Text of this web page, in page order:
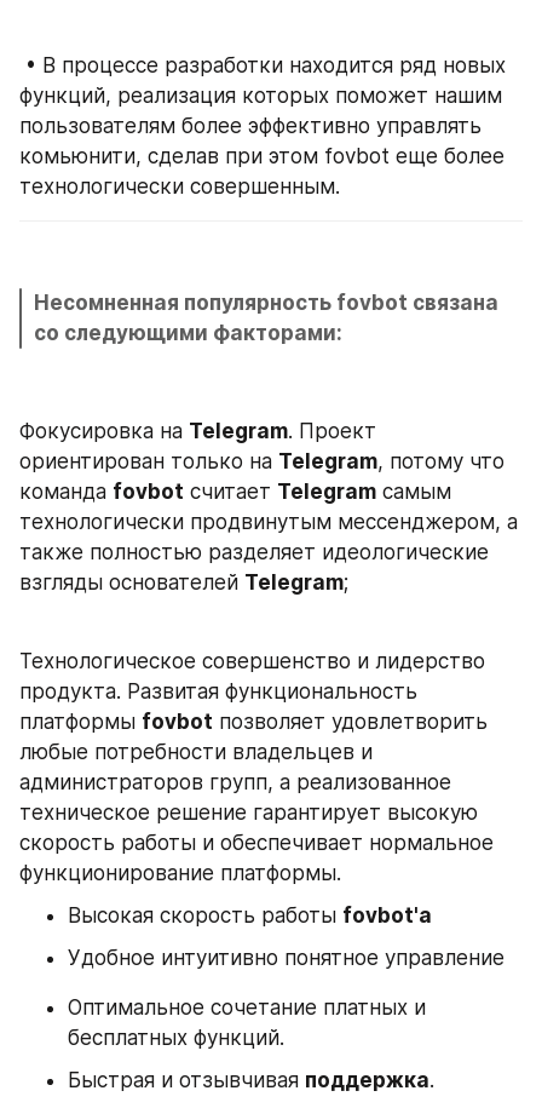
функций, реализация которых поможет нашим
пользователям более эффективно управлять
комьюнити, сделав при этом fovbot еще более
технологически совершенным.
Несомненная популярность fovbot связана
со следующими факторами:
Фокусировка на Telegram. Проект
ориентирован только на Telegram, потому что
команда fovbot считает Telegram самым
технологически продвинутым мессенджером, а
также полностью разделяет идеологические
взгляды основателей Telegram;
Технологическое совершенство и лидерство
продукта. Развитая функциональность
платформы fovbot позволяет удовлетворить
любые потребности владельцев и
администраторов групп, а реализованное
техническое решение гарантирует высокую
скорость работы и обеспечивает нормальное
функционирование платформы.
Высокая скорость работы fovbot'a
Удобное интуитивно понятное управление
Оптимальное сочетание платных и
бесплатных функций.
Быстрая и отзывчивая поддержка.